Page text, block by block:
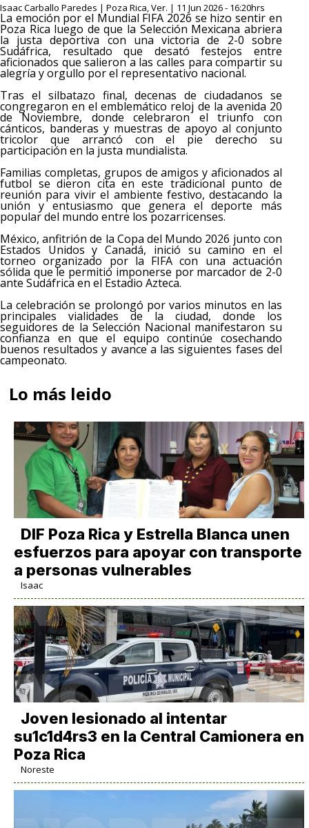
Isaac Carballo Paredes | Poza Rica, Ver. | 11 Jun 2026 - 16:20hrs
La emoción por el Mundial FIFA 2026 se hizo sentir en
Poza Rica luego de que la Selección Mexicana abriera
la justa deportiva con una victoria de 2-0 sobre
Sudáfrica, resultado que desató festejos entre
aficionados que salieron a las calles para compartir su
alegría y orgullo por el representativo nacional.
Tras el silbatazo final, decenas de ciudadanos se
congregaron en el emblemático reloj de la avenida 20
de Noviembre, donde celebraron el triunfo con
cánticos, banderas y muestras de apoyo al conjunto
tricolor que arrancó con el pie derecho su
participación en la justa mundialista.
Familias completas, grupos de amigos y aficionados al
futbol se dieron cita en este tradicional punto de
reunión para vivir el ambiente festivo, destacando la
unión y entusiasmo que genera el deporte más
popular del mundo entre los pozarricenses.
México, anfitrión de la Copa del Mundo 2026 junto con
Estados Unidos y Canadá, inició su camino en el
torneo organizado por la FIFA con una actuación
sólida que le permitió imponerse por marcador de 2-0
ante Sudáfrica en el Estadio Azteca.
La celebración se prolongó por varios minutos en las
principales vialidades de la ciudad, donde los
seguidores de la Selección Nacional manifestaron su
confianza en que el equipo continúe cosechando
buenos resultados y avance a las siguientes fases del
campeonato.
Lo más leido
DIF Poza Rica y Estrella Blanca unen
esfuerzos para apoyar con transporte
a personas vulnerables
Isaac
Joven lesionado al intentar
su1c1d4rs3 en la Central Camionera en
Poza Rica
Noreste